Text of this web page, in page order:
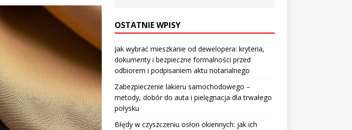
OSTATNIE WPISY
Jak wybrać mieszkanie od dewelopera: kryteria,
dokumenty i bezpieczne formalności przed
odbiorem i podpisaniem aktu notarialnego
Zabezpieczenie lakieru samochodowego –
metody, dobór do auta i pielęgnacja dla trwałego
połysku
Błędy w czyszczeniu osłon okiennych: jak ich